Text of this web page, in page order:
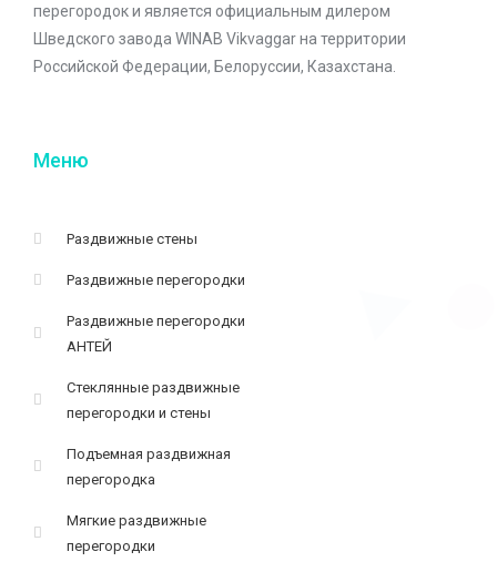
перегородок и является официальным дилером
Шведского завода WINAB Vikvaggar на территории
Российской Федерации, Белоруссии, Казахстана.
Меню
Раздвижные стены
Раздвижные перегородки
Раздвижные перегородки
АНТЕЙ
Стеклянные раздвижные
перегородки и стены
Подъемная раздвижная
перегородка
Мягкие раздвижные
перегородки